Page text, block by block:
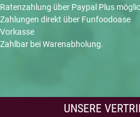
Ratenzahlung über Paypal Plus
Zahlungen direkt über Funfoodoase
Vorkasse
Zahlbar bei Warenabholung.
UNSERE